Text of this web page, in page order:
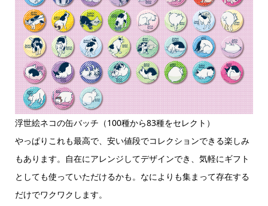
浮世絵ネコの缶バッチ（100種から83種をセレクト）
やっぱりこれも最高で、安い値段でコレクションできる楽しみ
もあります。自在にアレンジしてデザインでき、気軽にギフト
としても使っていただけるかも。なによりも集まって存在する
だけでワクワクします。